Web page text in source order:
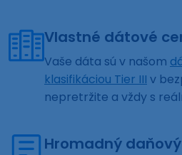
Vlastné dátové
Vaše dáta sú v našom
klasifikáciou Tier III v
nepretržite a vždy s
Hromadný